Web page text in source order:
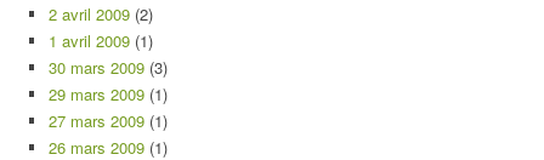
2 avril 2009 (2)
1 avril 2009 (1)
30 mars 2009 (3)
29 mars 2009 (1)
27 mars 2009 (1)
26 mars 2009 (1)